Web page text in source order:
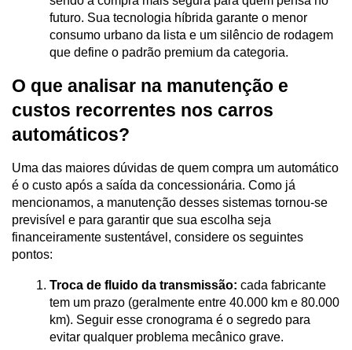
futuro. Sua tecnologia híbrida garante o menor
consumo urbano da lista e um silêncio de rodagem
que define o padrão premium da categoria.
O que analisar na manutenção e
custos recorrentes nos carros
automáticos?
Uma das maiores dúvidas de quem compra um automático
é o custo após a saída da concessionária. Como já
mencionamos, a manutenção desses sistemas tornou-se
previsível e para garantir que sua escolha seja
financeiramente sustentável, considere os seguintes
pontos:
Troca de fluido da transmissão: cada fabricante
tem um prazo (geralmente entre 40.000 km e 80.000
km). Seguir esse cronograma é o segredo para
evitar qualquer problema mecânico grave.